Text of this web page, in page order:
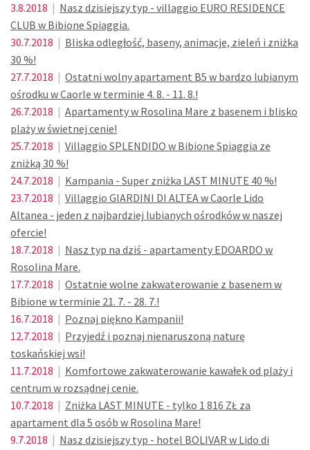
3.8.2018 | Nasz dzisiejszy typ - villaggio EURO RESIDENCE
CLUB w Bibione Spiaggia.
30.7.2018 | Bliska odległość, baseny, animacje, zieleń i zniżka
30 %!
27.7.2018 | Ostatni wolny apartament B5 w bardzo lubianym
ośrodku w Caorle w terminie 4. 8. - 11. 8.!
26.7.2018 | Apartamenty w Rosolina Mare z basenem i blisko
plaży w świetnej cenie!
25.7.2018 | Villaggio SPLENDIDO w Bibione Spiaggia ze
zniżką 30 %!
24.7.2018 | Kampania - Super zniżka LAST MINUTE 40 %!
23.7.2018 | Villaggio GIARDINI DI ALTEA w Caorle Lido
Altanea - jeden z najbardziej lubianych ośrodków w naszej
ofercie!
18.7.2018 | Nasz typ na dziś - apartamenty EDOARDO w
Rosolina Mare.
17.7.2018 | Ostatnie wolne zakwaterowanie z basenem w
Bibione w terminie 21. 7. - 28. 7.!
16.7.2018 | Poznaj piękno Kampanii!
12.7.2018 | Przyjedź i poznaj nienaruszoną naturę
toskańskiej wsi!
11.7.2018 | Komfortowe zakwaterowanie kawałek od plaży i
centrum w rozsądnej cenie.
10.7.2018 | Zniżka LAST MINUTE - tylko 1 816 ZŁ za
apartament dla 5 osób w Rosolina Mare!
9.7.2018 | Nasz dzisiejszy typ - hotel BOLIVAR w Lido di